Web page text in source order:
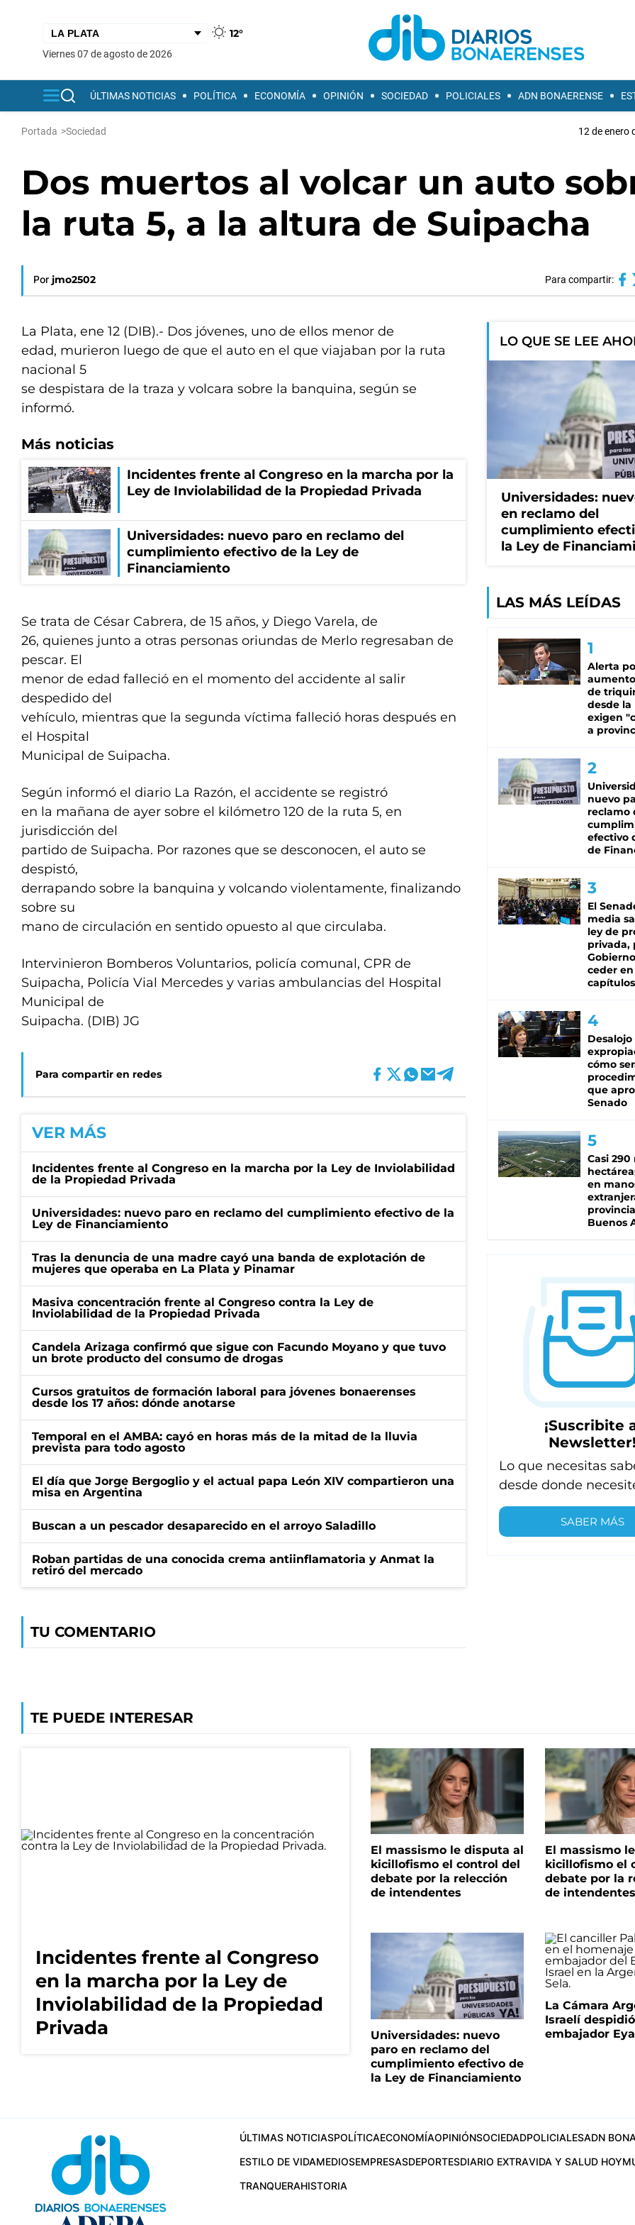
12°
viernes 07 de agosto de 2026
ÚLTIMAS NOTICIAS POLÍTICA ECONOMÍA OPINIÓN SOCIEDAD POLICIALES ADN BONAERENSE
Portada >Sociedad 12 de enero
Dos muertos al volcar un auto
la ruta 5, a la altura de Suipacha
Por jmo2502 Para compartir:
La Plata, ene 12 (DIB).- Dos jóvenes, uno de ellos menor de
edad, murieron luego de que el auto en el que viajaban por la ruta
nacional 5
se despistara de la traza y volcara sobre la banquina, según se
informó.
Más noticias
Incidentes frente al Congreso en la marcha por la
Ley de Inviolabilidad de la Propiedad Privada
Universidades: nuevo paro en reclamo del
cumplimiento efectivo de la Ley de
Financiamiento
Se trata de César Cabrera, de 15 años, y Diego Varela, de
26, quienes junto a otras personas oriundas de Merlo regresaban de
pescar. El
menor de edad falleció en el momento del accidente al salir
despedido del
vehículo, mientras que la segunda víctima falleció horas después en
el Hospital
Municipal de Suipacha.
Según informó el diario La Razón, el accidente se registró
en la mañana de ayer sobre el kilómetro 120 de la ruta 5, en
jurisdicción del
partido de Suipacha. Por razones que se desconocen, el auto se
despistó,
derrapando sobre la banquina y volcando violentamente, finalizando
sobre su
mano de circulación en sentido opuesto al que circulaba.
Intervinieron Bomberos Voluntarios, policía comunal, CPR de
Suipacha, Policía Vial Mercedes y varias ambulancias del Hospital
Municipal de
Suipacha. (DIB) JG
Para compartir en redes
VER MÁS
Incidentes frente al Congreso en la marcha por la Ley de Inviolabilidad
de la Propiedad Privada
Universidades: nuevo paro en reclamo del cumplimiento efectivo de la
Ley de Financiamiento
Tras la denuncia de una madre cayó una banda de explotación de
mujeres que operaba en La Plata y Pinamar
Masiva concentración frente al Congreso contra la Ley de
Inviolabilidad de la Propiedad Privada
Candela Arizaga confirmó que sigue con Facundo Moyano y que tuvo
un brote producto del consumo de drogas
Cursos gratuitos de formación laboral para jóvenes bonaerenses
desde los 17 años: dónde anotarse
Temporal en el AMBA: cayó en horas más de la mitad de la lluvia
prevista para todo agosto
El día que Jorge Bergoglio y el actual papa León XIV compartieron una
misa en Argentina
Buscan a un pescador desaparecido en el arroyo Saladillo
Roban partidas de una conocida crema antiinflamatoria y Anmat la
retiró del mercado
TU COMENTARIO
LO QUE SE LEE
Universidades:
en reclamo del
cumplimiento
la Ley de
LAS MÁS LEÍDAS
Alerta
de
desde la
exigen
a
nuevo
reclamo
efectivo
de
El
media
ley de
privada,
ceder
capítulos
cómo
que
Senado
Casi 290
en
Buenos
¡Suscribite
Newsletter!
Lo que necesitas
desde donde
SABER MÁS
TE PUEDE INTERESAR
Incidentes frente al Congreso
en la marcha por la Ley de
Inviolabilidad de la Propiedad
Privada
El massismo le disputa al
kicillofismo el control del
debate por la relección
de intendentes
El massismo
kicillofismo el
debate por la
de intendentes
Universidades: nuevo
paro en reclamo del
cumplimiento efectivo de
la Ley de Financiamiento
La Cámara
Israelí
embajador
ÚLTIMAS NOTICIASPOLÍTICAECONOMÍAOPINIÓNSOCIEDADPOLICIALESADN
ESTILO DE VIDAMEDIOSEMPRESASDEPORTESDIARIO EXTRAVIDA Y SALUD HOY
TRANQUERAHISTORIA